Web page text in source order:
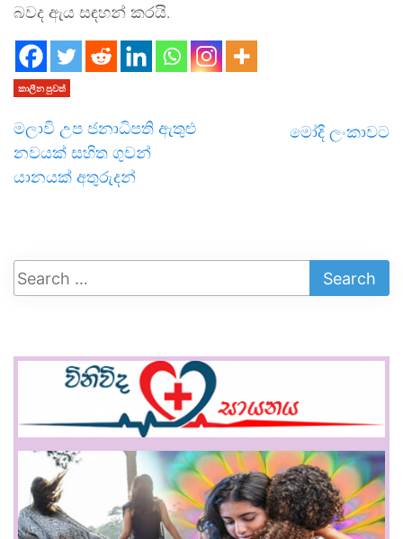
බවද ඇය සඳහන් කරයි.
කාලීන පුවත්
මලාවි උප ජනාධිපති ඇතුළු
නවයක් සහිත ගුවන්
යානයක් අතුරුදන්
මෝදි ලංකාවට